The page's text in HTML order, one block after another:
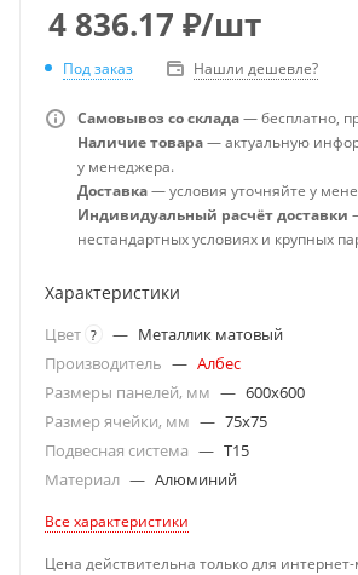
4 836.17 ₽/шт
Под заказ Нашли дешевле?
Самовывоз со склада— бесплатно,
Наличие товара— актуальную
у менеджера.
Доставка— условия уточняйте у
Индивидуальный расчёт доставки
нестандартных условиях и крупных
Характеристики
Цвет ? — Металлик матовый
Производитель — Албес
Размеры панелей, мм — 600x600
Размер ячейки, мм — 75x75
Подвесная система — T15
Материал — Алюминий
Все характеристики
Цена действительна только для